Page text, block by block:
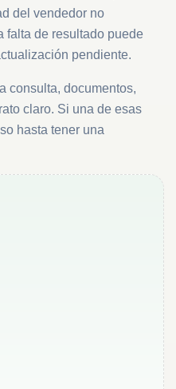
del vendedor no
falta de resultado puede
pendiente.
consulta, documentos,
claro. Si una de esas
hasta tener una